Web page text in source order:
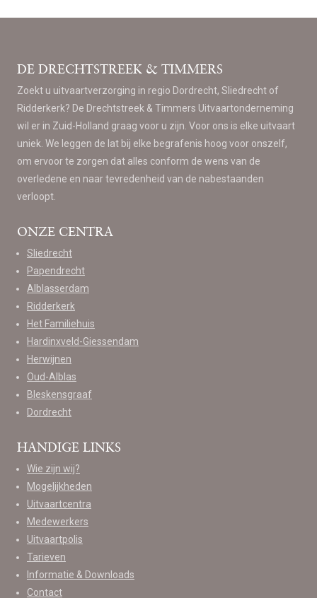
DE DRECHTSTREEK & TIMMERS
Zoekt u uitvaartverzorging in regio Dordrecht, Sliedrecht of
Ridderkerk? De Drechtstreek & Timmers Uitvaartonderneming
wil er in Zuid-Holland graag voor u zijn. Voor ons is elke uitvaart
uniek. We leggen de lat bij elke begrafenis hoog voor onszelf,
om ervoor te zorgen dat alles conform de wens van de
overledene en naar tevredenheid van de nabestaanden
verloopt.
ONZE CENTRA
Sliedrecht
Papendrecht
Alblasserdam
Ridderkerk
Het Familiehuis
Hardinxveld-Giessendam
Herwijnen
Oud-Alblas
Bleskensgraaf
Dordrecht
HANDIGE LINKS
Wie zijn wij?
Mogelijkheden
Uitvaartcentra
Medewerkers
Uitvaartpolis
Tarieven
Informatie & Downloads
Contact